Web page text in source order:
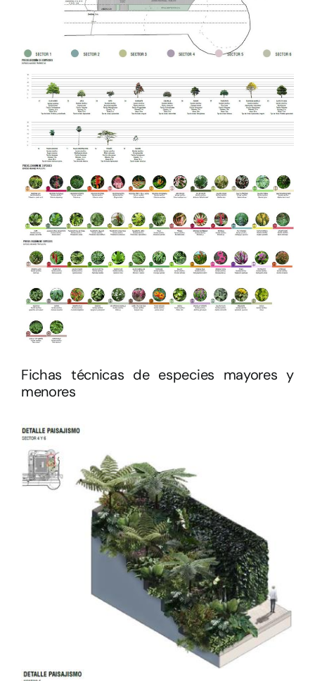
Fichas técnicas de especies mayores y
menores